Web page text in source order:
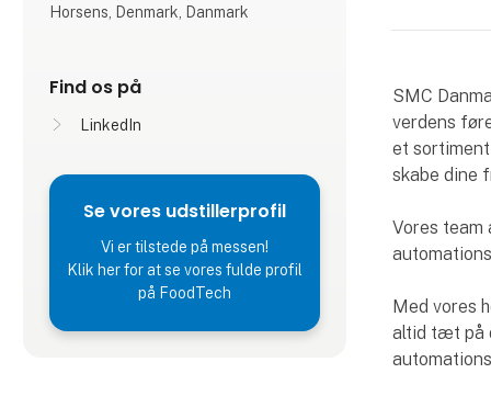
Horsens, Denmark, Danmark
Find os på
LinkedIn
Se vores udstillerprofil
Vi er tilstede på messen!
Klik her for at se vores fulde profil
på FoodTech
SMC
verdens
et
skabe dine
Vores team
Med vores
altid tæt på